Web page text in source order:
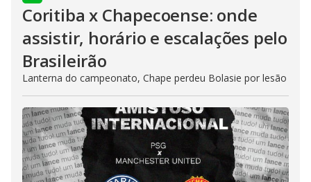
Coritiba x Chapecoense: onde
assistir, horário e escalações pelo
Brasileirão
Lanterna do campeonato, Chape perdeu Bolasie por lesão